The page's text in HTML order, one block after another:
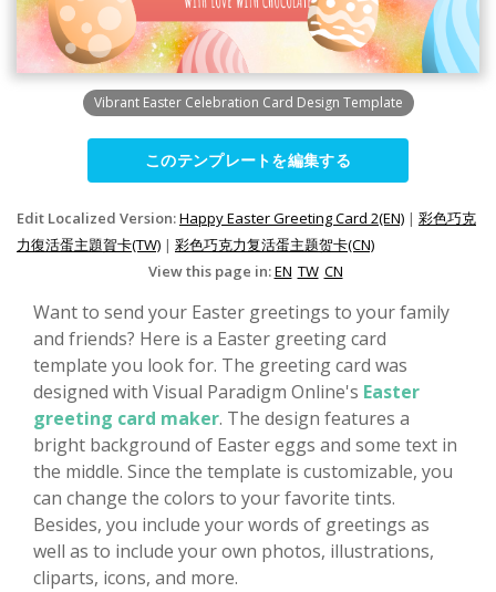
Vibrant Easter Celebration Card Design Template
このテンプレートを編集する
Edit Localized Version:Happy Easter Greeting Card 2(EN) | 彩色巧克
力復活蛋主題賀卡(TW) | 彩色巧克力复活蛋主题贺卡(CN)
View this page in:EN TW CN
Want to send your Easter greetings to your family
and friends? Here is a Easter greeting card
template you look for. The greeting card was
designed with Visual Paradigm Online's Easter
greeting card maker. The design features a
bright background of Easter eggs and some text in
the middle. Since the template is customizable, you
can change the colors to your favorite tints.
Besides, you include your words of greetings as
well as to include your own photos, illustrations,
cliparts, icons, and more.